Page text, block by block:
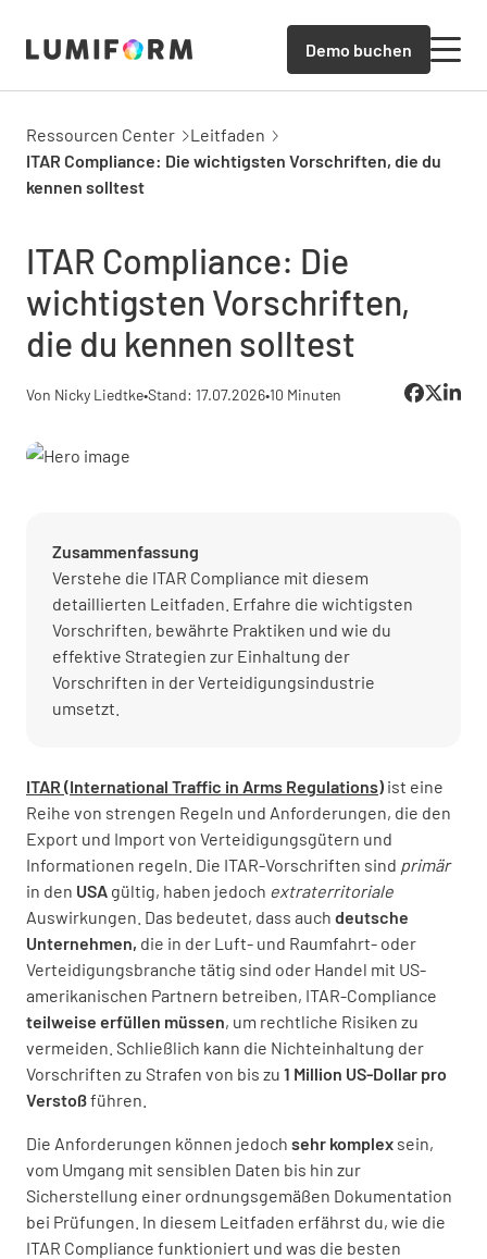
Demo buchen
Ressourcen Center
Leitfaden
ITAR Compliance: Die wichtigsten Vorschriften, die du
kennen solltest
ITAR Compliance: Die
wichtigsten Vorschriften,
die du kennen solltest
Von Nicky Liedtke•Stand: 17.07.2026•10 Minuten
Zusammenfassung
Verstehe die ITAR Compliance mit diesem
detaillierten Leitfaden. Erfahre die wichtigsten
Vorschriften, bewährte Praktiken und wie du
effektive Strategien zur Einhaltung der
Vorschriften in der Verteidigungsindustrie
umsetzt.
ITAR (International Traffic in Arms Regulations) ist eine
Reihe von strengen Regeln und Anforderungen, die den
Export und Import von Verteidigungsgütern und
Informationen regeln. Die ITAR-Vorschriften sind primär
in den USA gültig, haben jedoch extraterritoriale
Auswirkungen. Das bedeutet, dass auch deutsche
Unternehmen, die in der Luft- und Raumfahrt- oder
Verteidigungsbranche tätig sind oder Handel mit US-
amerikanischen Partnern betreiben, ITAR-Compliance
teilweise erfüllen müssen, um rechtliche Risiken zu
vermeiden. Schließlich kann die Nichteinhaltung der
Vorschriften zu Strafen von bis zu 1 Million US-Dollar pro
Verstoßführen.
Die Anforderungen können jedoch sehr komplex sein,
vom Umgang mit sensiblen Daten bis hin zur
Sicherstellung einer ordnungsgemäßen Dokumentation
bei Prüfungen. In diesem Leitfaden erfährst du, wie die
ITAR Compliance funktioniert und was die besten